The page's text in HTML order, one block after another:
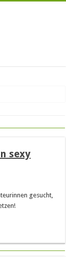
sexy
gesucht,